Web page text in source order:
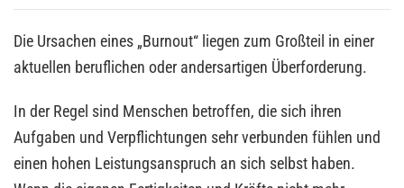
Die Ursachen eines „Burnout“ liegen zum Großteil in einer
aktuellen beruflichen oder andersartigen Überforderung.
In der Regel sind Menschen betroffen, die sich ihren
Aufgaben und Verpflichtungen sehr verbunden fühlen und
einen hohen Leistungsanspruch an sich selbst haben.